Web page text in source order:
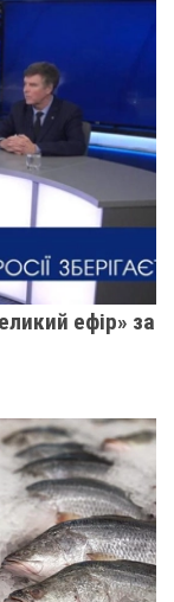
ефір» за